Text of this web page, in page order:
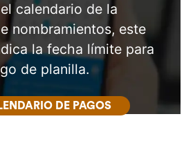
calendario de la
nombramientos, este
la fecha límite para
de planilla.
DE PAGOS